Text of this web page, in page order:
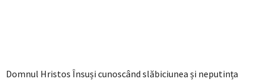
Domnul Hristos Însuși cunoscând slăbiciunea și neputința